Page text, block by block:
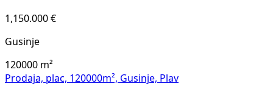
1,150.000 €
Gusinje
120000 m²
Prodaja, plac, 120000m², Gusinje, Plav